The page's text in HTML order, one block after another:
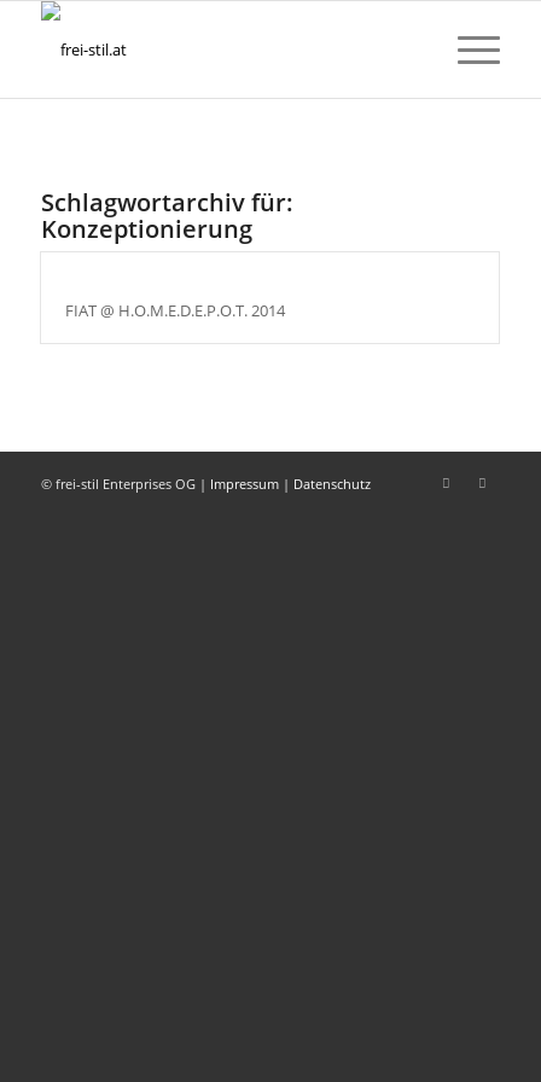
Schlagwortarchiv für:
Konzeptionierung
FIAT @ H.O.M.E.D.E.P.O.T. 2014
© frei-stil Enterprises OG | Impressum| Datenschutz